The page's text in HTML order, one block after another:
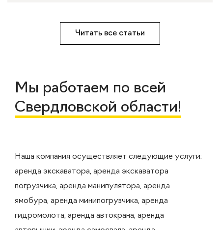
Читать все статьи
Мы работаем по всей
Свердловской области!
Наша компания осуществляет следующие услуги:
аренда экскаватора, аренда экскаватора
погрузчика, аренда манипулятора, аренда
ямобура, аренда минипогрузчика, аренда
гидромолота, аренда автокрана, аренда